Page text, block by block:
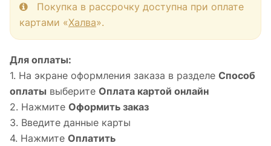
Покупка в рассрочку доступна при оплате
картами «Халва».
Для оплаты:
1. На экране оформления заказа в разделе Способ
оплаты выберите Оплата картой онлайн
2. Нажмите Оформить заказ
3. Введите данные карты
4. Нажмите Оплатить